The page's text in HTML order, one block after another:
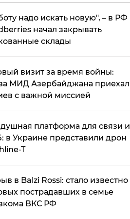
надо искать новую", – в РФ
начал закрывать
склады
визит за время войны:
МИД Азербайджана приехал
с важной миссией
платформа для связи и
в Украине представили дрон
T
в Balzi Rossi: стало известно
пострадавших в семье
ВКС РФ